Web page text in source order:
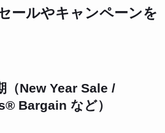
ールやキャンペーンを
（New Year Sale /
Bargain など）